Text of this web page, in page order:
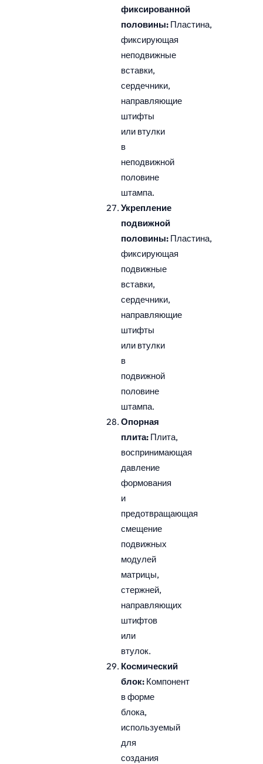
фиксированной
половины: Пластина,
фиксирующая
неподвижные
вставки,
сердечники,
направляющие
штифты
или втулки
в
неподвижной
половине
штампа.
Укрепление
подвижной
половины: Пластина,
фиксирующая
подвижные
вставки,
сердечники,
направляющие
штифты
или втулки
в
подвижной
половине
штампа.
Опорная
плита: Плита,
воспринимающая
давление
формования
и
предотвращающая
смещение
подвижных
модулей
матрицы,
стержней,
направляющих
штифтов
или
втулок.
Космический
блок: Компонент
в форме
блока,
используемый
для
создания